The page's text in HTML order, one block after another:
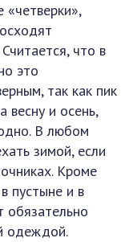
что в
это
так как пик
весну и осень,
В любом
зимой, если
Кроме
пустыне и в
обязательно
одеждой.